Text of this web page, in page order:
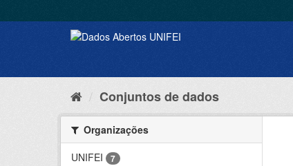
Conjuntos de dados
Organizações
UNIFEI
7